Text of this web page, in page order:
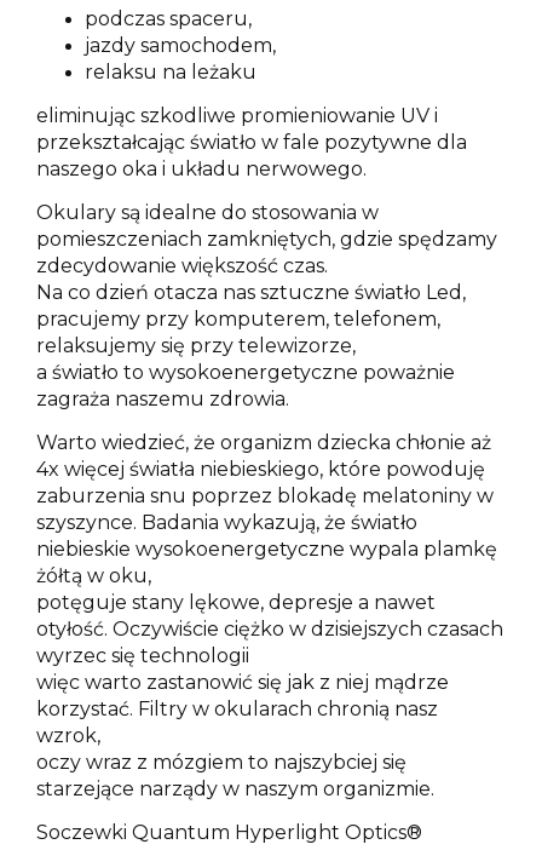
podczas spaceru,
jazdy samochodem,
relaksu na leżaku
eliminując szkodliwe promieniowanie UV i
przekształcając światło w fale pozytywne dla
naszego oka i układu nerwowego.
Okulary są idealne do stosowania w
pomieszczeniach zamkniętych, gdzie spędzamy
zdecydowanie większość czas.
Na co dzień otacza nas sztuczne światło Led,
pracujemy przy komputerem, telefonem,
relaksujemy się przy telewizorze,
a światło to wysokoenergetyczne poważnie
zagraża naszemu zdrowia.
Warto wiedzieć, że organizm dziecka chłonie aż
4x więcej światła niebieskiego, które powoduję
zaburzenia snu poprzez blokadę melatoniny w
szyszynce. Badania wykazują, że światło
niebieskie wysokoenergetyczne wypala plamkę
żółtą w oku,
potęguje stany lękowe, depresje a nawet
otyłość. Oczywiście ciężko w dzisiejszych czasach
wyrzec się technologii
więc warto zastanowić się jak z niej mądrze
korzystać. Filtry w okularach chronią nasz
wzrok,
oczy wraz z mózgiem to najszybciej się
starzejące narządy w naszym organizmie.
Soczewki Quantum Hyperlight Optics®